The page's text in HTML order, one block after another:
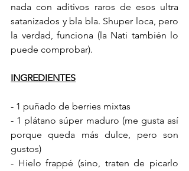
nada con aditivos raros de esos ultra
satanizados y bla bla. Shuper loca, pero
la verdad, funciona (la Nati también lo
puede comprobar).
INGREDIENTES
- 1 puñado de berries mixtas
- 1 plátano súper maduro (me gusta así
porque queda más dulce, pero son
gustos)
- Hielo frappé (sino, traten de picarlo